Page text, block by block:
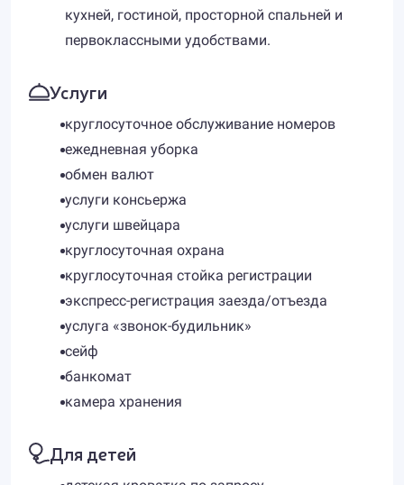
кухней, гостиной, просторной спальней и
первоклассными удобствами.
Услуги
круглосуточное обслуживание номеров
ежедневная уборка
обмен валют
услуги консьержа
услуги швейцара
круглосуточная охрана
круглосуточная стойка регистрации
экспресс-регистрация заезда/отъезда
услуга «звонок-будильник»
сейф
банкомат
камера хранения
Для детей